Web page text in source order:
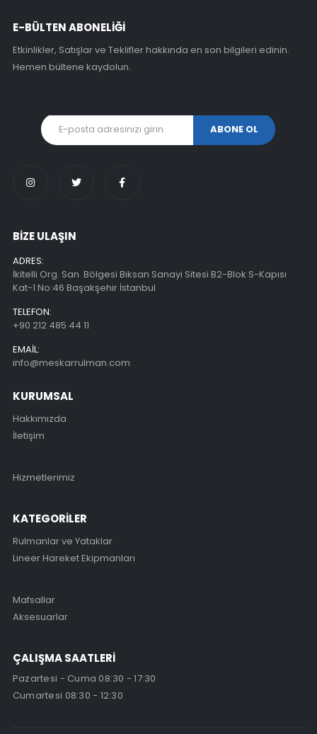
E-BÜLTEN ABONELİĞİ
Etkinlikler, Satışlar ve Teklifler hakkında en son bilgileri edinin.
Hemen bültene kaydolun.
BİZE ULAŞIN
ADRES:
İkitelli Org. San. Bölgesi Biksan Sanayi Sitesi B2-Blok S-Kapısı
Kat-1 No:46 Başakşehir İstanbul
TELEFON:
+90 212 485 44 11
EMAIL:
info@meskarrulman.com
KURUMSAL
Hakkımızda
İletişim
Hizmetlerimiz
KATEGORİLER
Rulmanlar ve Yataklar
Lineer Hareket Ekipmanları
Mafsallar
Aksesuarlar
ÇALIŞMA SAATLERİ
Pazartesi - Cuma 08:30 - 17:30
Cumartesi 08:30 - 12:30